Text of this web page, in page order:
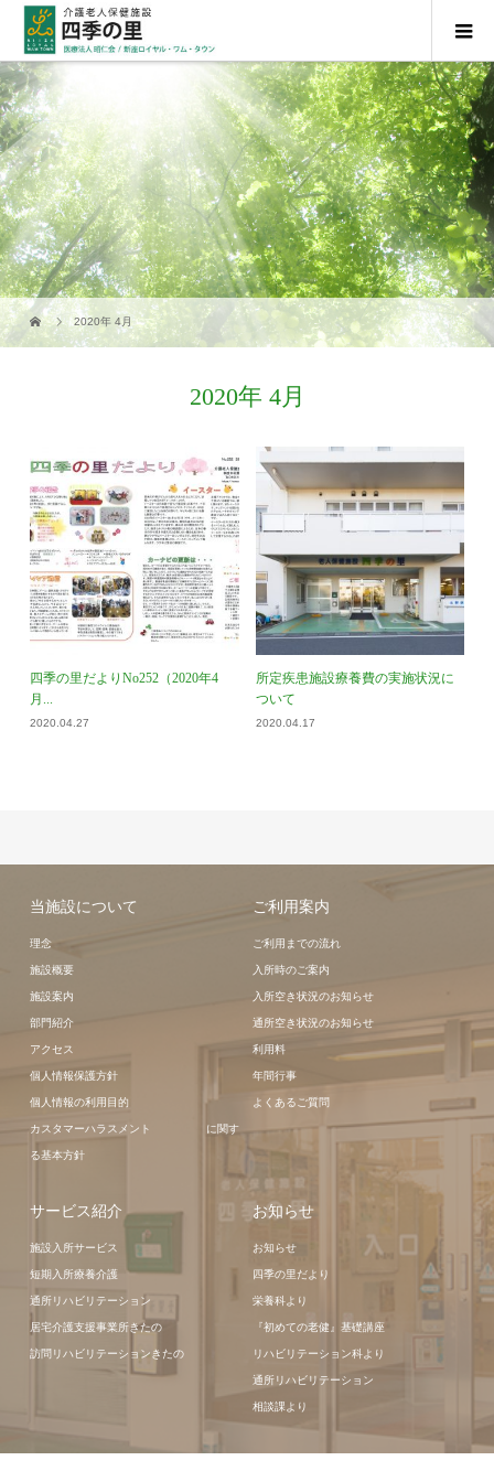
2020年 4月
2020年 4月
四季の里だよりNo252（2020年4
月...
2020.04.27
所定疾患施設療養費の実施状況に
ついて
2020.04.17
当施設について
理念
施設概要
施設案内
部門紹介
アクセス
個人情報保護方針
個人情報の利用目的
カスタマーハラスメント に関す
る基本方針
ご利用案内
ご利用までの流れ
入所時のご案内
入所空き状況のお知らせ
通所空き状況のお知らせ
利用料
年間行事
よくあるご質問
サービス紹介
施設入所サービス
短期入所療養介護
通所リハビリテーション
居宅介護支援事業所きたの
訪問リハビリテーションきたの
お知らせ
お知らせ
四季の里だより
栄養科より
『初めての老健』基礎講座
リハビリテーション科より
通所リハビリテーション
相談課より